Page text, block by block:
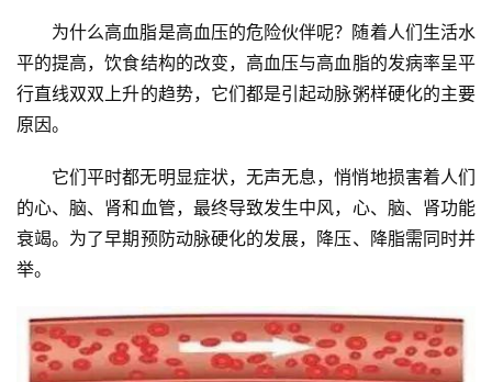
为什么高血脂是高血压的危险伙伴呢？随着人们生活水
平的提高，饮食结构的改变，高血压与高血脂的发病率呈平
行直线双双上升的趋势，它们都是引起动脉粥样硬化的主要
原因。
它们平时都无明显症状，无声无息，悄悄地损害着人们
的心、脑、肾和血管，最终导致发生中风，心、脑、肾功能
衰竭。为了早期预防动脉硬化的发展，降压、降脂需同时并
举。